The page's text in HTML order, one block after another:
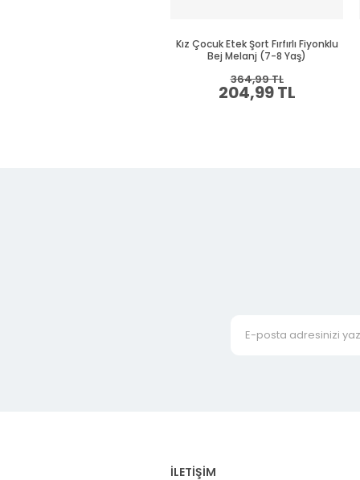
Kız Çocuk Etek Şort Fırfırlı Fiyonklu
Bej Melanj (7-8 Yaş)
204,99 TL
364,99 TL
İLETİŞİM